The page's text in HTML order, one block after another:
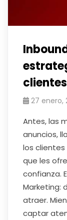
clientes
27 enero,
Antes, las
anuncios,
los
que les
confianza.
Marketing:
atraer.
captar